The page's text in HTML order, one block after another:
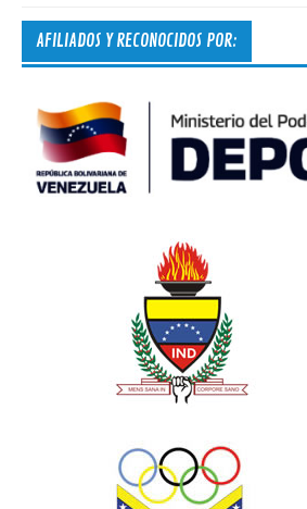
AFILIADOS Y RECONOCIDOS POR: